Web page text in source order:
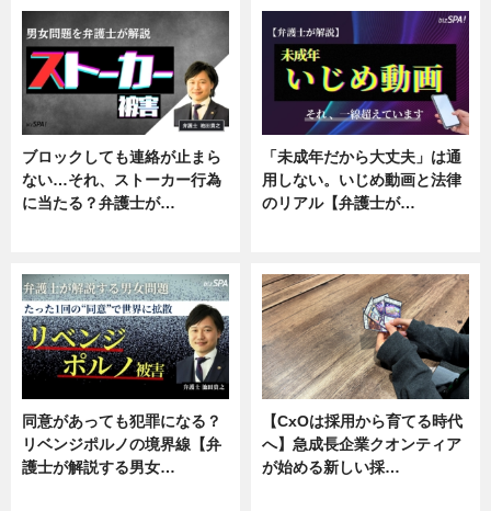
ブロックしても連絡が止まら
ない…それ、ストーカー行為
に当たる？弁護士が…
「未成年だから大丈夫」は通
用しない。いじめ動画と法律
のリアル【弁護士が…
同意があっても犯罪になる？
リベンジポルノの境界線【弁
護士が解説する男女…
【CxOは採用から育てる時代
へ】急成長企業クオンティア
が始める新しい採…